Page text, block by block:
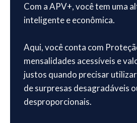
Com a APV+, você tem uma
inteligente e econômica.
Aqui, você conta com
mensalidades acessíveis e
justos quando precisar
de surpresas desagradáveis
desproporcionais.